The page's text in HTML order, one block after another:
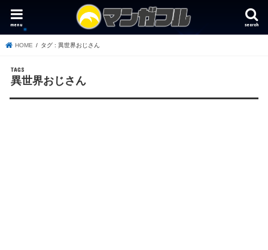
search
menu
HOME タグ : 異世界おじさん
異世界おじさん